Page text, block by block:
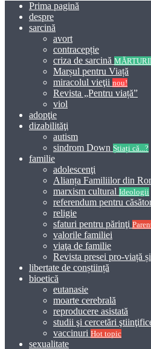
Prima pagină
despre
sarcină
avort
contracepție
criza de sarcină
Marșul pentru Viață
miracolul vieţii nou!
Revista „Pentru viață”
viol
adopţie
dizabilităţi
autism
sindrom Down Știați că...?
familie
adolescenţi
Alianța Familiilor din
marxism cultural Ideologii
referendum pentru
religie
sfaturi pentru părinţi
valorile familiei
viaţa de familie
Revista presei pro-viață
libertate de conștiință
bioetică
eutanasie
moarte cerebrală
reproducere asistată
studii şi cercetări
vaccinuri Hot topic
sexualitate